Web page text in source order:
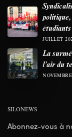
JUILLET
La
l’air du
SILONEWS
Abonnez-vous à